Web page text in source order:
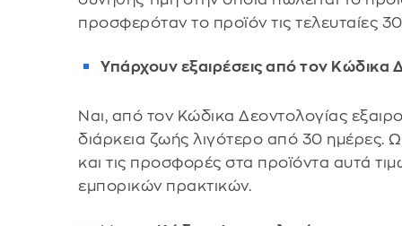
προσφερόταν το προϊόν τις τελευταίες
Υπάρχουν εξαιρέσεις από τον Κώδικα
Ναι, από τον Κώδικα Δεοντολογίας
διάρκεια ζωής λιγότερο από 30 ημέρες.
και τις προσφορές στα προϊόντα αυτά
εμπορικών πρακτικών.